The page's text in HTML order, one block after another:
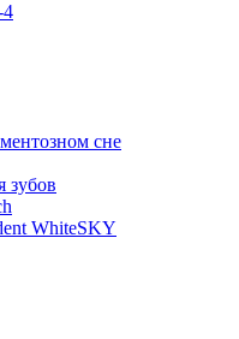
сне
зубов
WhiteSKY